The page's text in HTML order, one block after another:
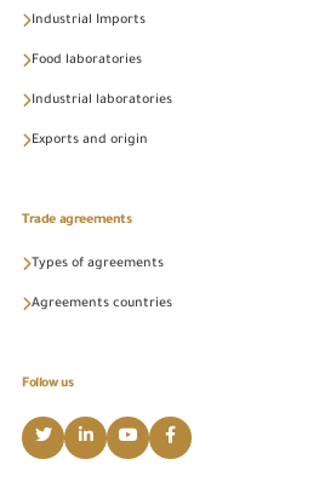
Industrial Imports
Food laboratories
Industrial laboratories
Exports and origin
Trade agreements
Types of agreements
Agreements countries
Follow us